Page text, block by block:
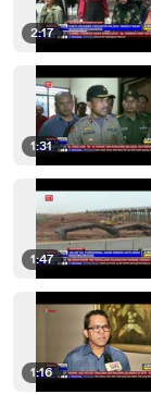
2:17
1:31
1:47
1:16